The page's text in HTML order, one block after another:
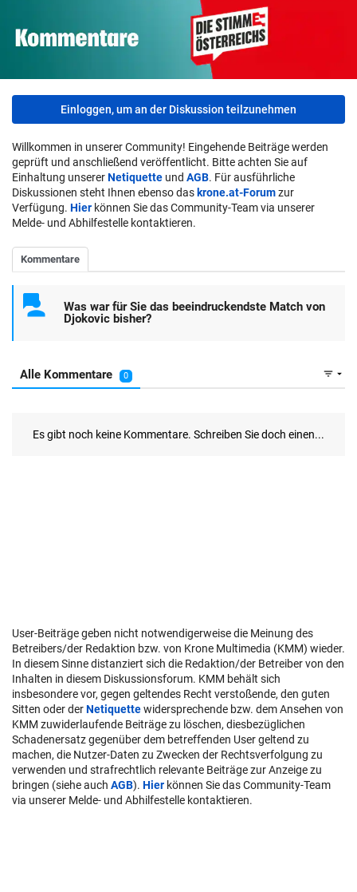
Einloggen, um an der Diskussion teilzunehmen
Willkommen in unserer Community! Eingehende Beiträge werden
geprüft und anschließend veröffentlicht. Bitte achten Sie auf
Einhaltung unsererNetiquette und AGB. Für ausführliche
Diskussionen steht Ihnen ebenso das krone.at-Forumzur
Verfügung. Hier können Sie das Community-Team via unserer
Melde- und Abhilfestelle kontaktieren.
User-Beiträge geben nicht notwendigerweise die Meinung des
Betreibers/der Redaktion bzw. von Krone Multimedia (KMM) wieder.
In diesem Sinne distanziert sich die Redaktion/der Betreiber von den
Inhalten in diesem Diskussionsforum. KMM behält sich
insbesondere vor, gegen geltendes Recht verstoßende, den guten
Sitten oder derNetiquettewidersprechende bzw. dem Ansehen von
KMM zuwiderlaufende Beiträge zu löschen, diesbezüglichen
Schadenersatz gegenüber dem betreffenden User geltend zu
machen, die Nutzer-Daten zu Zwecken der Rechtsverfolgung zu
verwenden und strafrechtlich relevante Beiträge zur Anzeige zu
bringen (siehe auch AGB). Hier können Sie das Community-Team
via unserer Melde- und Abhilfestelle kontaktieren.